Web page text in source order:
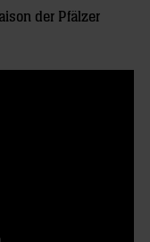
der Pfälzer